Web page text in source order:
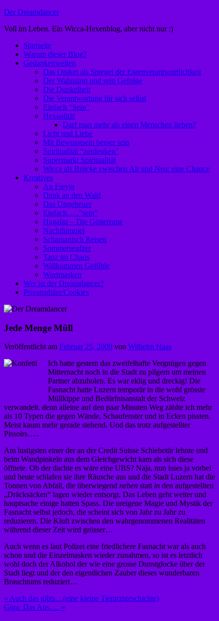
Zum
springen
Der Dreamdancer
Voll im Leben. Ein Wicca-Hexenblog, aber nicht nur :)
Startseite
Warum dieser Blog?
Gedankenwelten
Das Orakel als Spiegel der Eigenverantwortlichkeit
Der Wahnsinn und sein Gefolge
Die Dunkelheit
Die Verantwortung für sich selbst
Einfach “Sein”
Hexualität
Darf man mehr als einen Menschen lieben?
Licht und Liebe
Mit Bewusstsein besser sein
Spiritualität “zerdenken”
Supermarkt Spiritualität
Wicca als Brücke zwischen Alt und Neu: eine Chance
Kreatives
An Freyja
Dank an den Wald
Das Ungeheuer
Einfach…..”sein”
Hagalaz – Die Götterrune
Nachthimmel
Schamanisch Reisen
Sommerseufzer
Tanz im Chaos
Willkommen Gefühle
Wortmasken
Wer ist der Dreamdancer?
Privatsphäre/Cookies
Jede Menge Müll
Veröffentlicht am Februar 25, 2009 von Wilhelm Haas
Ich hatte gestern das zweifelhafte Vergnügen gegen
Mitternacht noch in die Stadt zu pilgern um meinen
Partner abzuholen. Es war eklig und dreckig! Die
Fasnacht hatte Luzern temporär in die wohl grösste
Müllkippe und Bedürfnisanstalt der Schweiz
verwandelt, denn alleine auf den paar Minuten Weg zählte ich mehr
als 10 Typen die gegen Wände, Schaufenster und in Ecken pissten.
Meist kaum mehr gerade stehend. Und das trotz aufgestellter
Pissoirs…..
Am lustigsten einer der an der Credit Suisse Schiebetür lehnte und
beim Wandpinkeln aus dem Gleichgewicht kam als sich diese
öffnete. Ob der dachte es wäre eine UBS? Naja, nun isses ja vorbei
und heute schlafen sie ihre Räusche aus und die Stadt Luzern hat die
Tonnen von Abfall, die überwiegend neben statt in den aufgestellten
„Dräcksäcken“ lagen wieder entsorgt. Das Leben geht weiter und
hauptsache einige hatten Spass. Die ureigene Magie und Mystik der
Fasnacht selbst jedoch, die scheint sich von Jahr zu Jahr zu
reduzieren. Die Kluft zwischen den wahrgenommenen Realitäten
während dieser Zeit wird grösser…
Auch wenn es laut Polizei eine friedlichere Fasnacht war als auch
schon und die Einzelmasken wieder zunahmen, so ist es letztlich
wohl doch der Alkohol der wie eine grosse Dunstglocke über der
Stadt liegt und der den eigentlichen Zauber dieses wunderbaren
Brauchtums reduziert…
Beitragsnavigation
« Auch das gibts…(eine kleine Tierarztgeschichte)
Giga: Das Aus…. »